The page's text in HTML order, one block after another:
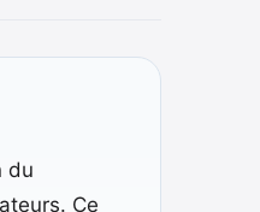
du
Ce